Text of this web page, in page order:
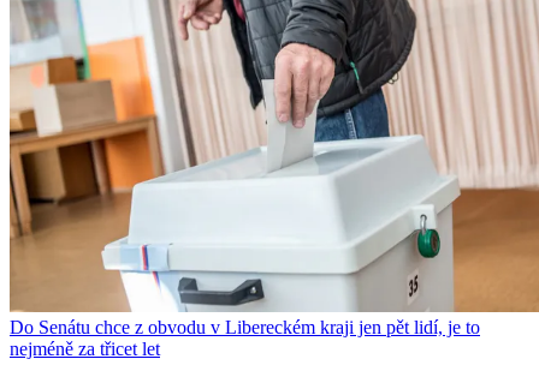
Do Senátu chce z obvodu v Libereckém kraji jen pět lidí, je to
nejméně za třicet let